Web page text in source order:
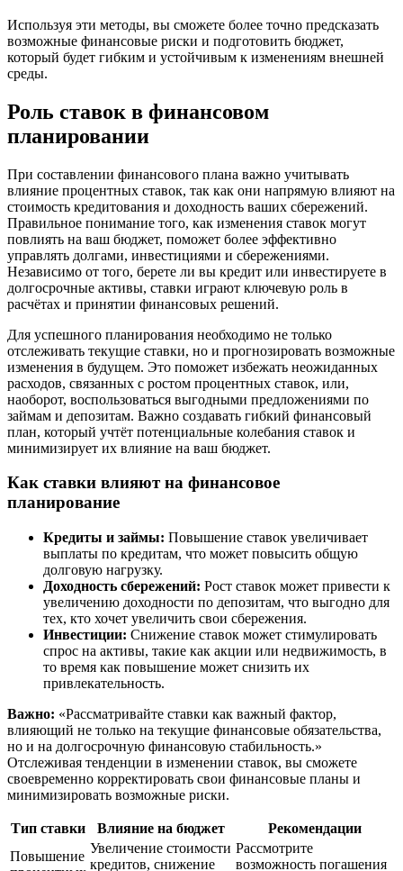
Используя эти методы, вы сможете более точно предсказать
возможные финансовые риски и подготовить бюджет,
который будет гибким и устойчивым к изменениям внешней
среды.
Роль ставок в финансовом
планировании
При составлении финансового плана важно учитывать
влияние процентных ставок, так как они напрямую влияют на
стоимость кредитования и доходность ваших сбережений.
Правильное понимание того, как изменения ставок могут
повлиять на ваш бюджет, поможет более эффективно
управлять долгами, инвестициями и сбережениями.
Независимо от того, берете ли вы кредит или инвестируете в
долгосрочные активы, ставки играют ключевую роль в
расчётах и принятии финансовых решений.
Для успешного планирования необходимо не только
отслеживать текущие ставки, но и прогнозировать возможные
изменения в будущем. Это поможет избежать неожиданных
расходов, связанных с ростом процентных ставок, или,
наоборот, воспользоваться выгодными предложениями по
займам и депозитам. Важно создавать гибкий финансовый
план, который учтёт потенциальные колебания ставок и
минимизирует их влияние на ваш бюджет.
Как ставки влияют на финансовое
планирование
Кредиты и займы: Повышение ставок увеличивает
выплаты по кредитам, что может повысить общую
долговую нагрузку.
Доходность сбережений: Рост ставок может привести к
увеличению доходности по депозитам, что выгодно для
тех, кто хочет увеличить свои сбережения.
Инвестиции: Снижение ставок может стимулировать
спрос на активы, такие как акции или недвижимость, в
то время как повышение может снизить их
привлекательность.
Важно: «Рассматривайте ставки как важный фактор,
влияющий не только на текущие финансовые обязательства,
но и на долгосрочную финансовую стабильность.»
Отслеживая тенденции в изменении ставок, вы сможете
своевременно корректировать свои финансовые планы и
минимизировать возможные риски.
Тип ставки Влияние на бюджет
Рекомендации
Повышение
Увеличение стоимости
кредитов, снижение
Рассмотрите
возможность погашения